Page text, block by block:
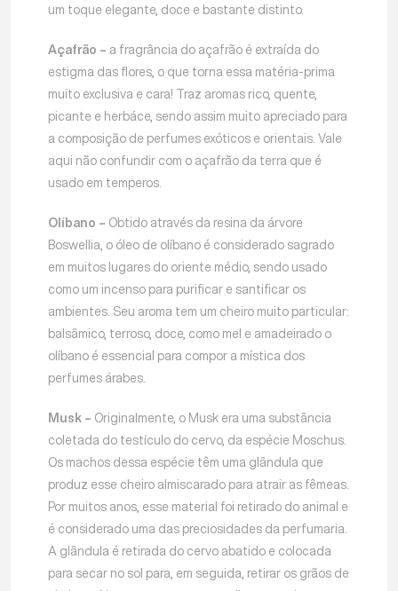
um toque elegante, doce e bastante distinto.
Açafrão – a fragrância do açafrão é extraída do
estigma das flores, o que torna essa matéria-prima
muito exclusiva e cara! Traz aromas rico, quente,
picante e herbáce, sendo assim muito apreciado para
a composição de perfumes exóticos e orientais. Vale
aqui não confundir com o açafrão da terra que é
usado em temperos.
Olíbano – Obtido através da resina da árvore
Boswellia, o óleo de olíbano é considerado sagrado
em muitos lugares do oriente médio, sendo usado
como um incenso para purificar e santificar os
ambientes. Seu aroma tem um cheiro muito particular:
balsâmico, terroso, doce, como mel e amadeirado o
olíbano é essencial para compor a mística dos
perfumes árabes.
Musk – Originalmente, o Musk era uma substância
coletada do testículo do cervo, da espécie Moschus.
Os machos dessa espécie têm uma glândula que
produz esse cheiro almiscarado para atrair as fêmeas.
Por muitos anos, esse material foi retirado do animal e
é considerado uma das preciosidades da perfumaria.
A glândula é retirada do cervo abatido e colocada
para secar no sol para, em seguida, retirar os grãos de